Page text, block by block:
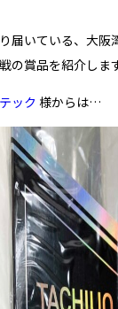
届いている、大阪
の賞品を紹介します
ック 様からは…